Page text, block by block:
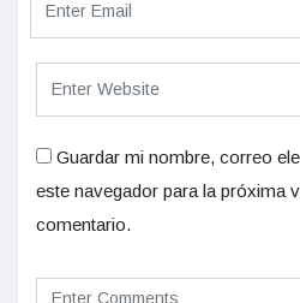
Guardar mi nombre, correo
este navegador para la próxima
comentario.